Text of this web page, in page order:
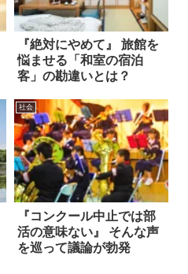
『絶対にやめて』 旅館を
悩ませる「和室の宿泊
客」の勘違いとは？
社会
『コンクール中止では部
活の意味ない』 そんな声
を巡って議論が勃発